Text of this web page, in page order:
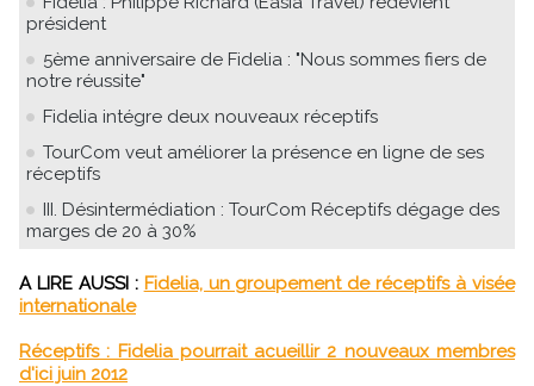
président
5ème anniversaire de Fidelia : "Nous sommes fiers de
notre réussite"
Fidelia intégre deux nouveaux réceptifs
TourCom veut améliorer la présence en ligne de ses
réceptifs
III. Désintermédiation : TourCom Réceptifs dégage des
marges de 20 à 30%
A LIRE AUSSI : Fidelia, un groupement de réceptifs à visée
internationale
Réceptifs : Fidelia pourrait acueillir 2 nouveaux membres
d'ici juin 2012